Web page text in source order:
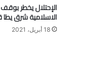
الإحتلال يخطر
الاسلامية شرق يطا
18 أبريل، 2021